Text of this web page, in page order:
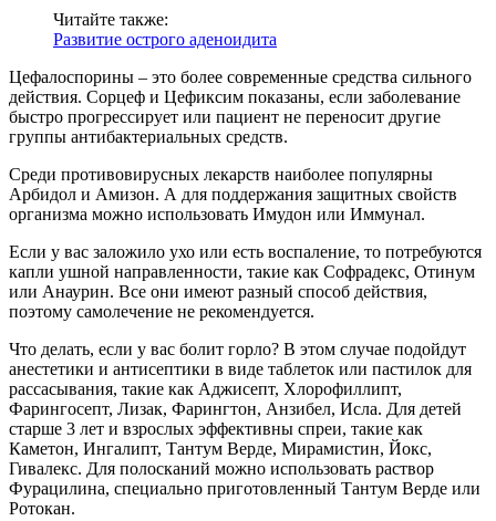
Читайте также:
Развитие острого аденоидита
Цефалоспорины – это более современные средства сильного
действия. Сорцеф и Цефиксим показаны, если заболевание
быстро прогрессирует или пациент не переносит другие
группы антибактериальных средств.
Среди противовирусных лекарств наиболее популярны
Арбидол и Амизон. А для поддержания защитных свойств
организма можно использовать Имудон или Иммунал.
Если у вас заложило ухо или есть воспаление, то потребуются
капли ушной направленности, такие как Софрадекс, Отинум
или Анаурин. Все они имеют разный способ действия,
поэтому самолечение не рекомендуется.
Что делать, если у вас болит горло? В этом случае подойдут
анестетики и антисептики в виде таблеток или пастилок для
рассасывания, такие как Аджисепт, Хлорофиллипт,
Фарингосепт, Лизак, Фарингтон, Анзибел, Исла. Для детей
старше 3 лет и взрослых эффективны спреи, такие как
Каметон, Ингалипт, Тантум Верде, Мирамистин, Йокс,
Гивалекс. Для полосканий можно использовать раствор
Фурацилина, специально приготовленный Тантум Верде или
Ротокан.